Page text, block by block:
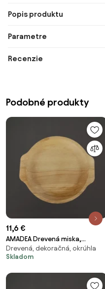
Popis produktu
Parametre
Recenzie
Podobné produkty
11,6 €
AMADEA Drevená miska,
masívne drevo, 24 cm
Drevená, dekoračná, okrúhla
Skladom